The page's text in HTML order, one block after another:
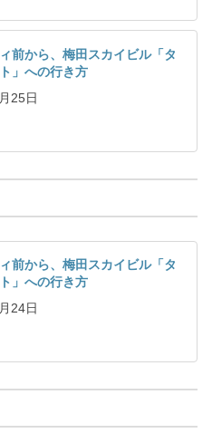
前から、梅田スカイビル「タ
」への行き方
25日
前から、梅田スカイビル「タ
」への行き方
24日